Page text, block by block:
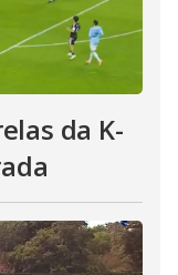
da K-